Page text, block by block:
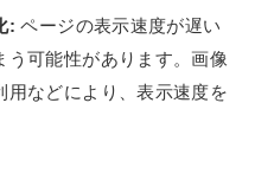
: ページの表示速度が遅い
う可能性があります。画像
用などにより、表示速度を